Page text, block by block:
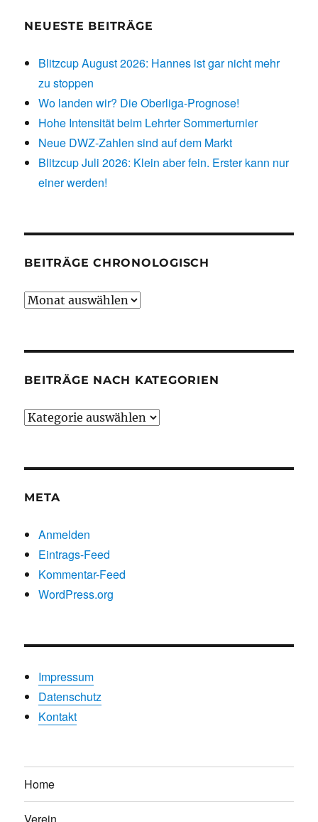
NEUESTE BEITRÄGE
Blitzcup August 2026: Hannes ist gar nicht mehr
zu stoppen
Wo landen wir? Die Oberliga-Prognose!
Hohe Intensität beim Lehrter Sommerturnier
Neue DWZ-Zahlen sind auf dem Markt
Blitzcup Juli 2026: Klein aber fein. Erster kann nur
einer werden!
BEITRÄGE CHRONOLOGISCH
Beiträge
BEITRÄGE NACH KATEGORIEN
Beiträge
META
Anmelden
Eintrags-Feed
Kommentar-Feed
WordPress.org
Impressum
Datenschutz
Kontakt
Home